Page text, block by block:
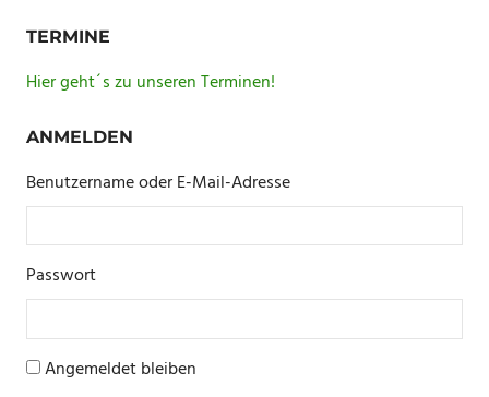
TERMINE
Hier geht´s zu unseren Terminen!
ANMELDEN
Benutzername oder E-Mail-Adresse
Passwort
Angemeldet bleiben